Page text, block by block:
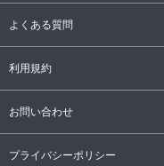
よくある質問
利用規約
お問い合わせ
プライバシーポリシー